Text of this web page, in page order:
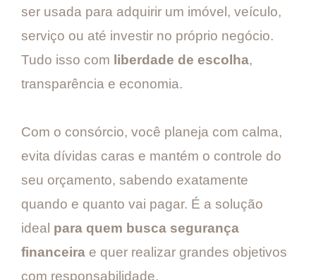
ser usada para adquirir um imóvel, veículo,
serviço ou até investir no próprio negócio.
Tudo isso com liberdade de escolha,
transparência e economia.
Com o consórcio, você planeja com calma,
evita dívidas caras e mantém o controle do
seu orçamento, sabendo exatamente
quando e quanto vai pagar. É a solução
ideal para quem busca segurança
financeira e quer realizar grandes objetivos
com responsabilidade.